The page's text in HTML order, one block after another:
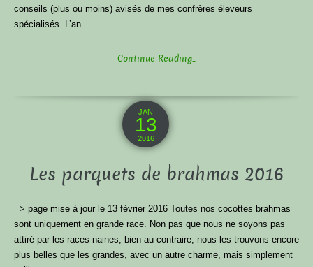
conseils (plus ou moins) avisés de mes confrères éleveurs
spécialisés. L’an...
Continue Reading...
JAN
13
2016
Les parquets de brahmas 2016
=> page mise à jour le 13 février 2016 Toutes nos cocottes brahmas
sont uniquement en grande race. Non pas que nous ne soyons pas
attiré par les races naines, bien au contraire, nous les trouvons encore
plus belles que les grandes, avec un autre charme, mais simplement